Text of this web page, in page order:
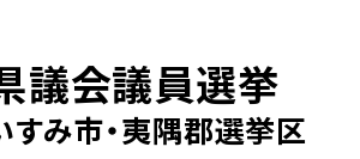
議会議員選挙
すみ市・夷隅郡選挙区